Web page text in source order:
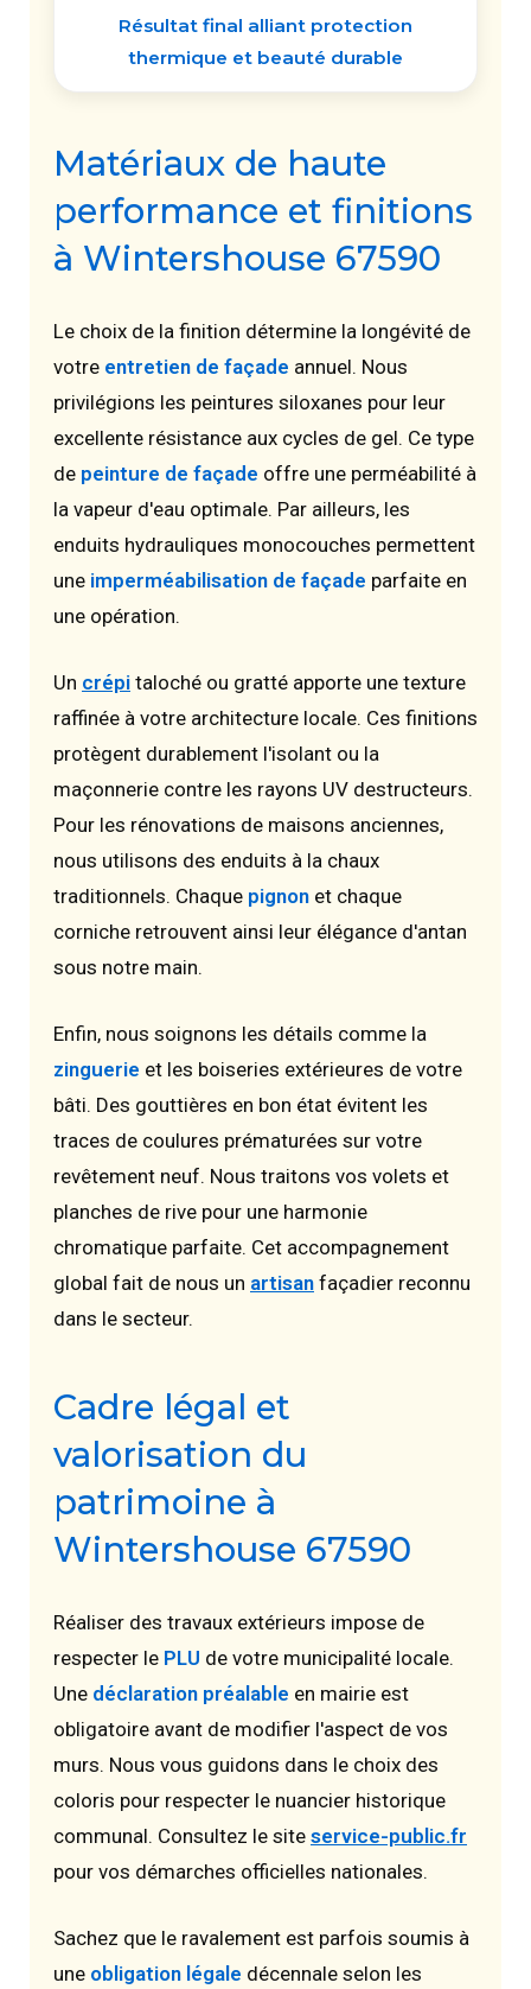
Résultat final alliant protection
thermique et beauté durable
Matériaux de haute
performance et finitions
à Wintershouse 67590
Le choix de la finition détermine la longévité de
votre entretien de façade annuel. Nous
privilégions les peintures siloxanes pour leur
excellente résistance aux cycles de gel. Ce type
de peinture de façade offre une perméabilité à
la vapeur d'eau optimale. Par ailleurs, les
enduits hydrauliques monocouches permettent
une imperméabilisation de façade parfaite en
une opération.
Un crépi taloché ou gratté apporte une texture
raffinée à votre architecture locale. Ces finitions
protègent durablement l'isolant ou la
maçonnerie contre les rayons UV destructeurs.
Pour les rénovations de maisons anciennes,
nous utilisons des enduits à la chaux
traditionnels. Chaque pignon et chaque
corniche retrouvent ainsi leur élégance d'antan
sous notre main.
Enfin, nous soignons les détails comme la
zinguerie et les boiseries extérieures de votre
bâti. Des gouttières en bon état évitent les
traces de coulures prématurées sur votre
revêtement neuf. Nous traitons vos volets et
planches de rive pour une harmonie
chromatique parfaite. Cet accompagnement
global fait de nous un artisan façadier reconnu
dans le secteur.
Cadre légal et
valorisation du
patrimoine à
Wintershouse 67590
Réaliser des travaux extérieurs impose de
respecter le PLU de votre municipalité locale.
Une déclaration préalable en mairie est
obligatoire avant de modifier l'aspect de vos
murs. Nous vous guidons dans le choix des
coloris pour respecter le nuancier historique
communal. Consultez le site service-public.fr
pour vos démarches officielles nationales.
Sachez que le ravalement est parfois soumis à
une obligation légale décennale selon les